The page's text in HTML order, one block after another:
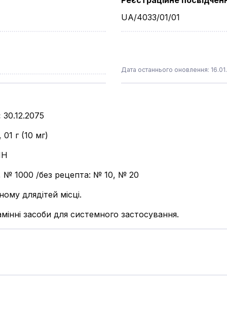
UA/4033/01/01
Дата останнього оновлення:
30.12.2075
01 г (10 мг)
№ 1000 /без рецепта: № 10, № 20
длядітей місці.
засоби для системного застосування.